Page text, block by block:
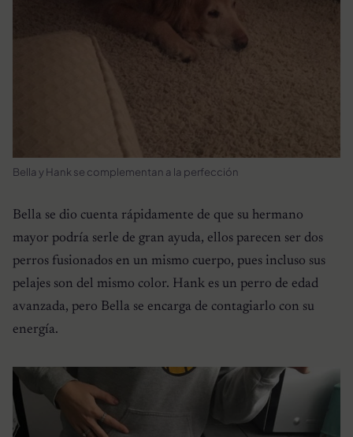
Bella y Hank se complementan a la perfección
Bella se dio cuenta rápidamente de que su hermano
mayor podría serle de gran ayuda, ellos parecen ser dos
perros fusionados en un mismo cuerpo, pues incluso sus
pelajes son del mismo color. Hank es un perro de edad
avanzada, pero Bella se encarga de contagiarlo con su
energía.